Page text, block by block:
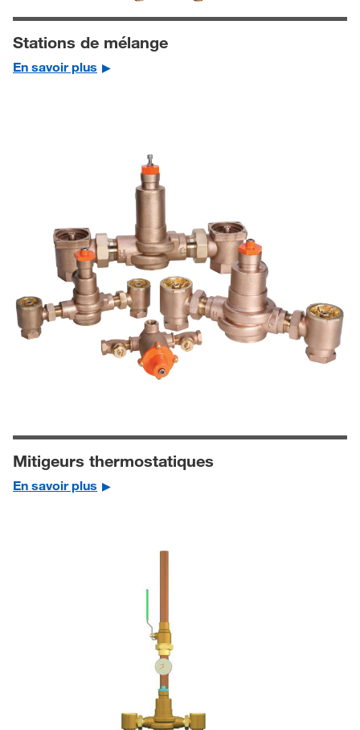
Stations de mélange
En savoir plus
Mitigeurs thermostatiques
En savoir plus